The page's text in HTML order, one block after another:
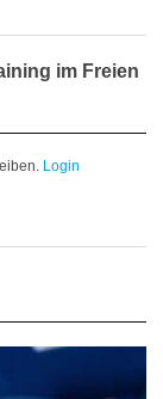
im Freien
Login